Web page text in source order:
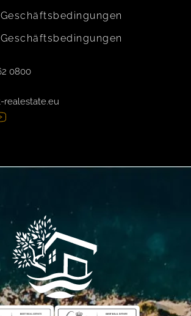
0800
realestate.eu